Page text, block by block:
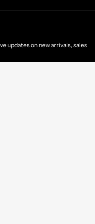
updates on new arrivals, sales